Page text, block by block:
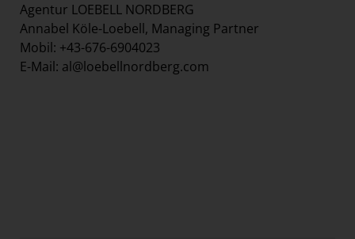
Agentur LOEBELL NORDBERG
Annabel Köle-Loebell, Managing Partner
Mobil: +43-676-6904023
E-Mail: al@loebellnordberg.com